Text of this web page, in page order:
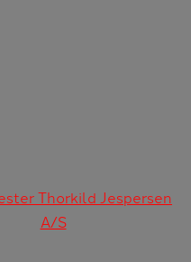
Thorkild Jespersen
A/S